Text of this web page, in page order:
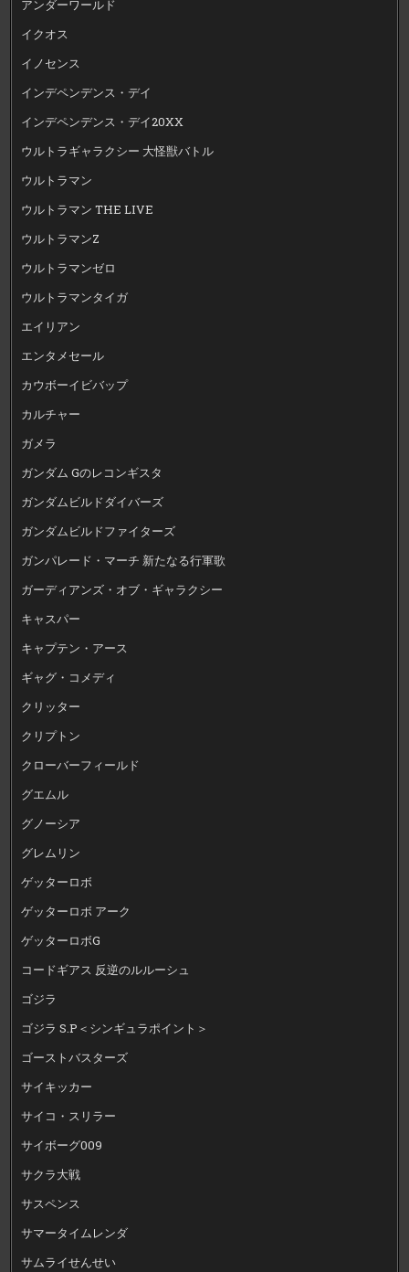
アンダーワールド
イクオス
イノセンス
インデペンデンス・デイ
インデペンデンス・デイ20XX
ウルトラギャラクシー 大怪獣バトル
ウルトラマン
ウルトラマン THE LIVE
ウルトラマンZ
ウルトラマンゼロ
ウルトラマンタイガ
エイリアン
エンタメセール
カウボーイビバップ
カルチャー
ガメラ
ガンダム Gのレコンギスタ
ガンダムビルドダイバーズ
ガンダムビルドファイターズ
ガンパレード・マーチ 新たなる行軍歌
ガーディアンズ・オブ・ギャラクシー
キャスパー
キャプテン・アース
ギャグ・コメディ
クリッター
クリプトン
クローバーフィールド
グエムル
グノーシア
グレムリン
ゲッターロボ
ゲッターロボ アーク
ゲッターロボG
コードギアス 反逆のルルーシュ
ゴジラ
ゴジラ S.P＜シンギュラポイント＞
ゴーストバスターズ
サイキッカー
サイコ・スリラー
サイボーグ009
サクラ大戦
サスペンス
サマータイムレンダ
サムライせんせい